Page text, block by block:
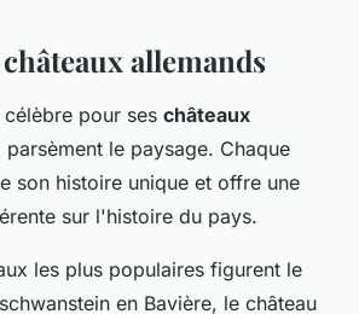
allemands
pour ses châteaux
le paysage. Chaque
son histoire unique et offre une
sur l'histoire du pays.
les plus populaires figurent le
en Bavière, le château